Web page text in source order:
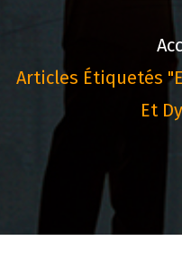
Articles Étiquetés
Et